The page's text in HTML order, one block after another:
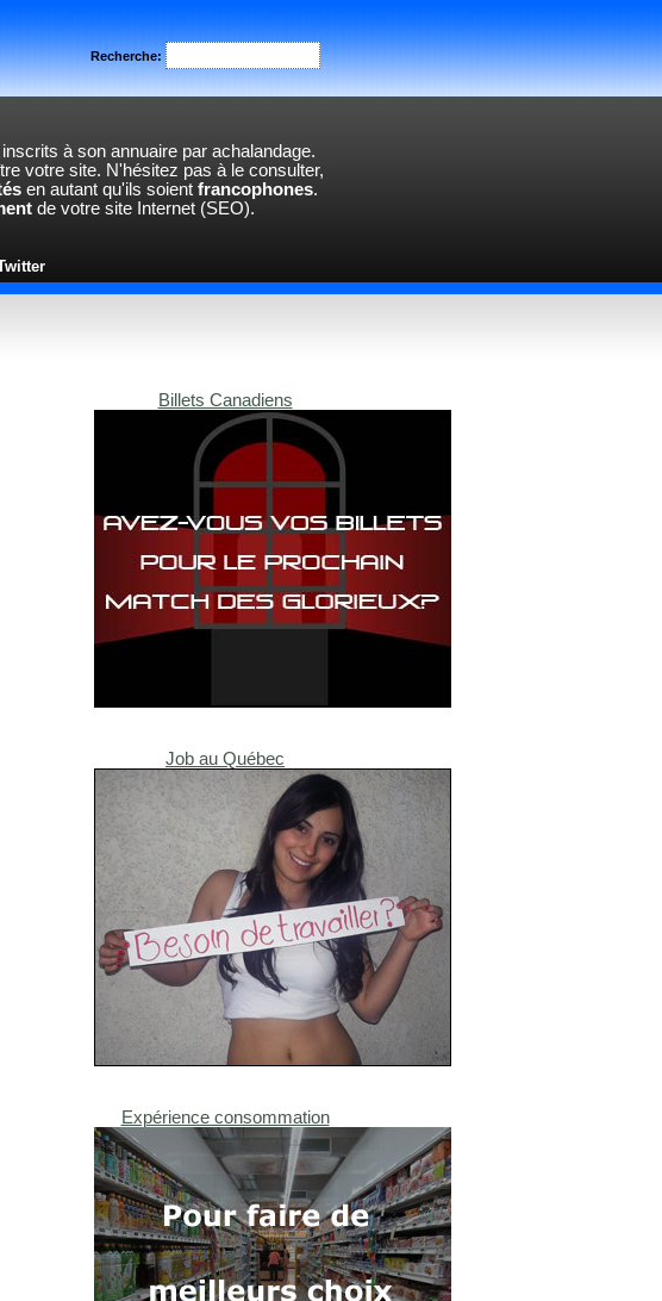
Recherche:
à son annuaire par achalandage.
votre site. N'hésitez pas à le consulter,
en autant qu'ils soient francophones.
de votre site Internet (SEO).
Billets Canadiens
Job au Québec
Expérience consommation